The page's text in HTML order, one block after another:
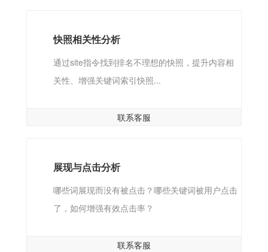
快照相关性分析
通过site指令找到排名不理想的快照，提升内容相
关性、增强关键词索引快照...
联系客服
展现与点击分析
哪些词展现而没有被点击？哪些关键词被用户点击
了，如何增强有效点击率？
联系客服